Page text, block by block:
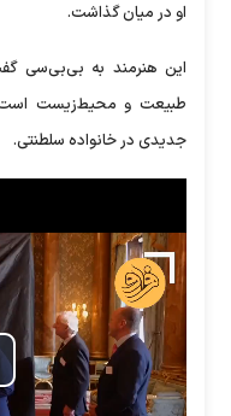
او در میان گذاشت.
این هنرمند به بی‌بی‌سی
طبیعت و محیط‌زیست است،
جدیدی در خانواده سلطنتی.